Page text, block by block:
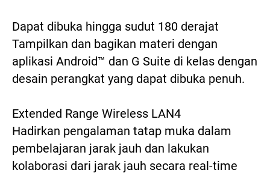
Dapat dibuka hingga sudut 180 derajat
Tampilkan dan bagikan materi dengan
aplikasi Android™ dan G Suite di kelas dengan
desain perangkat yang dapat dibuka penuh.
Extended Range Wireless LAN4
Hadirkan pengalaman tatap muka dalam
pembelajaran jarak jauh dan lakukan
kolaborasi dari jarak jauh secara real-time